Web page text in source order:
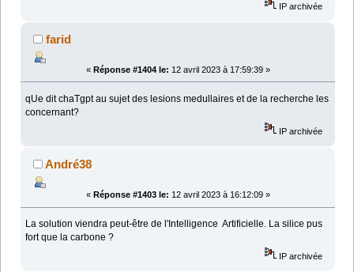
IP archivée
farid
« Réponse #1404 le: 12 avril 2023 à 17:59:39 »
qUe dit chaTgpt au sujet des lesions medullaires et de la recherche les
concernant?
IP archivée
André38
« Réponse #1403 le: 12 avril 2023 à 16:12:09 »
La solution viendra peut-être de l'Intelligence Artificielle. La silice pus
fort que la carbone ?
IP archivée